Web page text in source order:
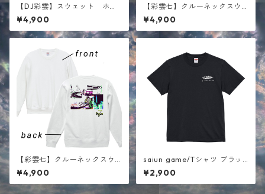
【DJ彩雲】スウェット ホワ
イト
¥4,900
【彩雲七】クルーネックスウ
ェット ブラック
¥4,900
【彩雲七】クルーネックスウ
ェット ホワイト
¥4,900
saiun game/Tシャツ ブラッ
ク
¥2,900